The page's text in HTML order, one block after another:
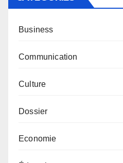
Business
Communication
Culture
Dossier
Economie